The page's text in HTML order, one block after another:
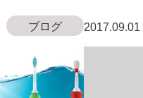
ブログ 2017.09.01